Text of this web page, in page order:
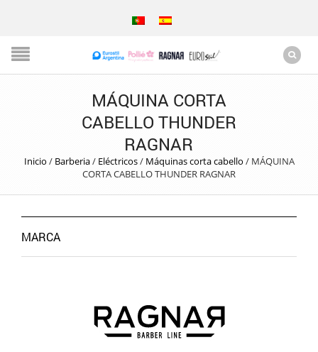
MÁQUINA CORTA
CABELLO THUNDER
RAGNAR
Inicio / Barberia/ Eléctricos/ Máquinas corta cabello / MÁQUINA
CORTA CABELLO THUNDER RAGNAR
MARCA